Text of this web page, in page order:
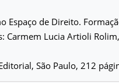
Espaço de Direito.
Carmem Lucia Artioli
São Paulo, 212